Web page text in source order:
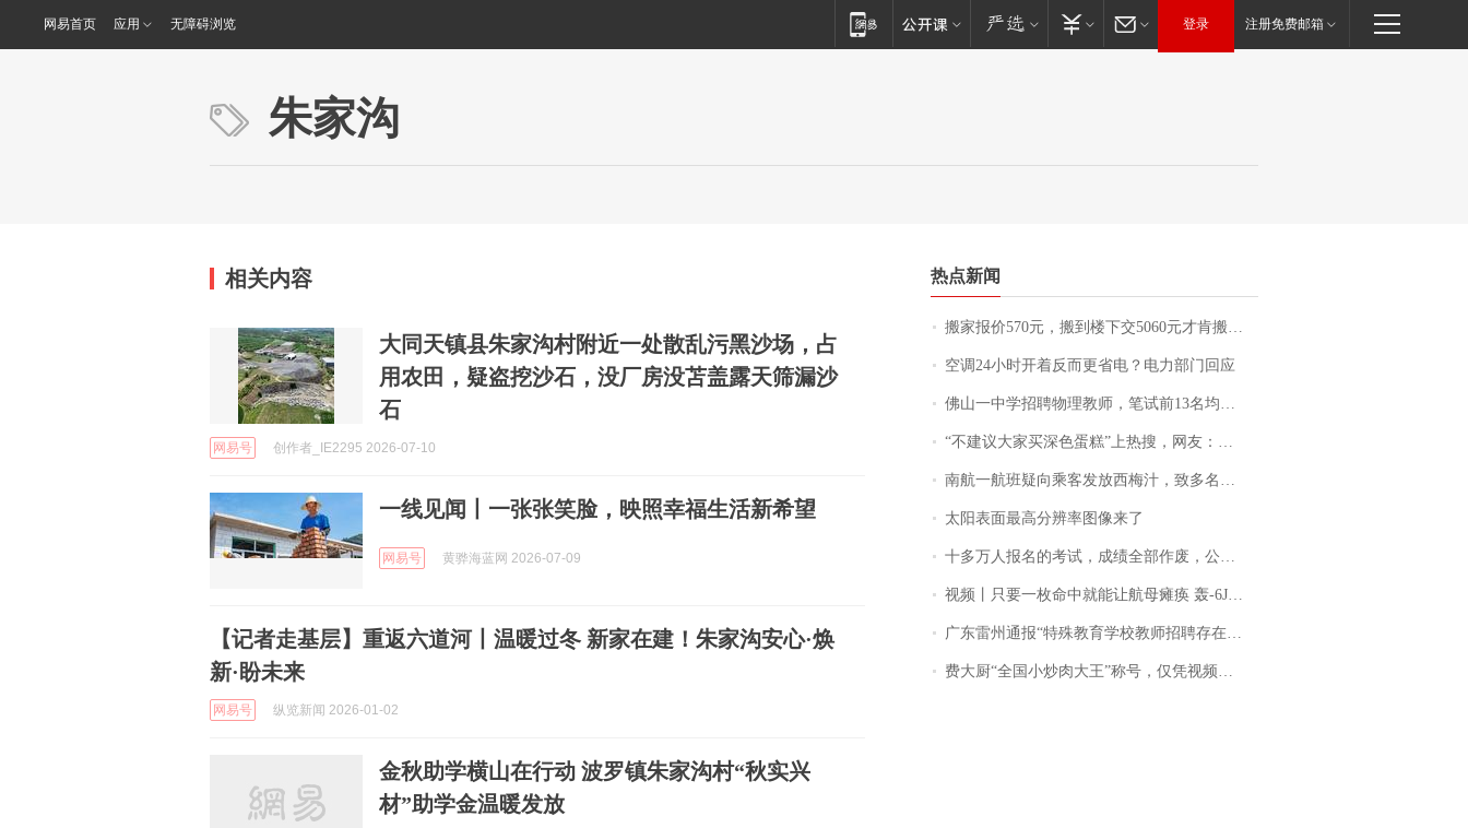
网易首页 应用 无障碍浏览 登录 注册免费邮箱
朱家沟
相关内容
大同天镇县朱家沟村附近一处散乱污黑沙场，占
用农田，疑盗挖沙石，没厂房没苫盖露天筛漏沙
石
网易号 创作者_IE2295 2026-07-10
一线见闻丨一张张笑脸，映照幸福生活新希望
网易号 黄骅海蓝网 2026-07-09
【记者走基层】重返六道河丨温暖过冬 新家在建！朱家沟安心·焕
新·盼未来
网易号 纵览新闻 2026-01-02
金秋助学横山在行动 波罗镇朱家沟村“秋实兴
材”助学金温暖发放
热点新闻
搬家报价570元，搬到楼下交5060元才肯搬上楼！女子傻眼了……
空调24小时开着反而更省电？电力部门回应
佛山一中学招聘物理教师，笔试前13名均遭淘汰？教育局：已叫停招聘，成立调查组全面核查
“不建议大家买深色蛋糕”上热搜，网友：天塌了！
南航一航班疑向乘客发放西梅汁，致多名乘客在飞行途中排队上厕所！乘客：机上100多人只有2个厕所；客服回应：并非每架飞机都会发放西梅汁
太阳表面最高分辨率图像来了
十多万人报名的考试，成绩全部作废，公平么？
视频丨只要一枚命中就能让航母瘫痪 轰-6J实力有多强？
广东雷州通报“特殊教育学校教师招聘存在违规行为”：已启动问责程序 副校长被停职
费大厨“全国小炒肉大王”称号，仅凭视频评出？中国烹饪协会回应